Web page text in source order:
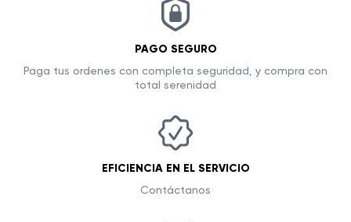
PAGO SEGURO
Paga tus ordenes con completa seguridad, y compra con
total serenidad
EFICIENCIA EN EL SERVICIO
Contáctanos